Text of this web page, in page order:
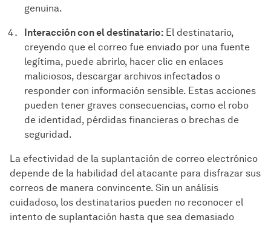
genuina.
Interacción con el destinatario: El destinatario,
creyendo que el correo fue enviado por una fuente
legítima, puede abrirlo, hacer clic en enlaces
maliciosos, descargar archivos infectados o
responder con información sensible. Estas acciones
pueden tener graves consecuencias, como el robo
de identidad, pérdidas financieras o brechas de
seguridad.
La efectividad de la suplantación de correo electrónico
depende de la habilidad del atacante para disfrazar sus
correos de manera convincente. Sin un análisis
cuidadoso, los destinatarios pueden no reconocer el
intento de suplantación hasta que sea demasiado